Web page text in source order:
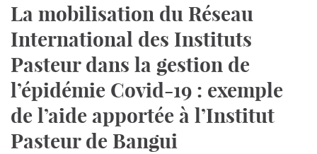
La mobilisation du Réseau
International des Instituts
Pasteur dans la gestion de
l’épidémie Covid-19 : exemple
de l’aide apportée à l’Institut
Pasteur de Bangui